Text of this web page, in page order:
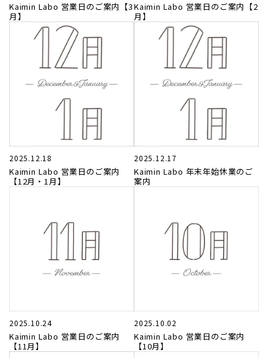
Kaimin Labo 営業日のご案内【3
月】
Kaimin Labo 営業日のご案内【2
月】
2025.12.18
Kaimin Labo 営業日のご案内
【12月・1月】
2025.12.17
Kaimin Labo 年末年始休業のご
案内
2025.10.24
Kaimin Labo 営業日のご案内
【11月】
2025.10.02
Kaimin Labo 営業日のご案内
【10月】